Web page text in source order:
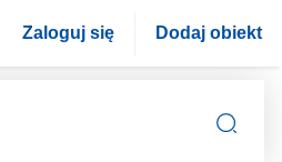
Zaloguj się Dodaj obiekt